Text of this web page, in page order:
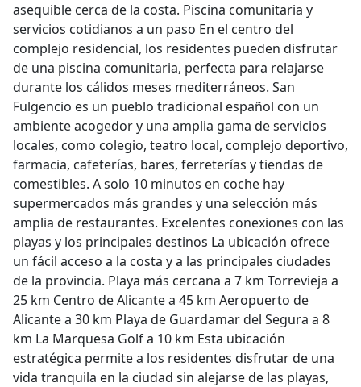
asequible cerca de la costa. Piscina comunitaria y
servicios cotidianos a un paso En el centro del
complejo residencial, los residentes pueden disfrutar
de una piscina comunitaria, perfecta para relajarse
durante los cálidos meses mediterráneos. San
Fulgencio es un pueblo tradicional español con un
ambiente acogedor y una amplia gama de servicios
locales, como colegio, teatro local, complejo deportivo,
farmacia, cafeterías, bares, ferreterías y tiendas de
comestibles. A solo 10 minutos en coche hay
supermercados más grandes y una selección más
amplia de restaurantes. Excelentes conexiones con las
playas y los principales destinos La ubicación ofrece
un fácil acceso a la costa y a las principales ciudades
de la provincia. Playa más cercana a 7 km Torrevieja a
25 km Centro de Alicante a 45 km Aeropuerto de
Alicante a 30 km Playa de Guardamar del Segura a 8
km La Marquesa Golf a 10 km Esta ubicación
estratégica permite a los residentes disfrutar de una
vida tranquila en la ciudad sin alejarse de las playas,